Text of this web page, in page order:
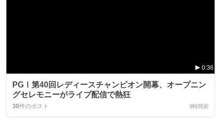
0:36
PGⅠ第40回レディースチャンピオン開幕、オープニン
グセレモニーがライブ配信で熱狂
30件のポスト 9時間前